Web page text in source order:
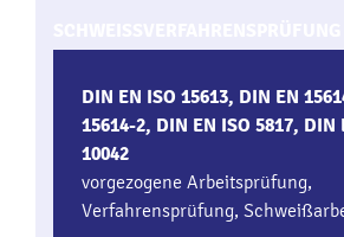
DIN EN ISO 15613, DIN EN
15614-2, DIN EN ISO 5817, DIN
10042
vorgezogene Arbeitsprüfung,
Verfahrensprüfung,